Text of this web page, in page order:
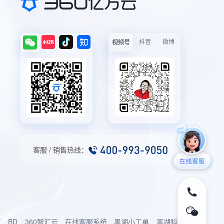
视频号 抖音 微博
客服 / 销售热线：
BD 360智汇云 在线客服系统 黑湖小工单 黑湖科技